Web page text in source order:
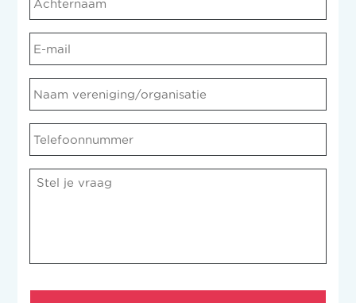
mail
*
vereniging/organisatie
Opmerking